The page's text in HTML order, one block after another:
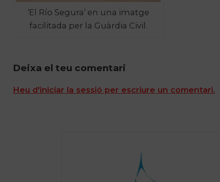
‘El Río Segura’ en una imatge
facilitada per la Guàrdia Civil.
Deixa el teu comentari
Heu d'iniciar la sessió per escriure un comentari.